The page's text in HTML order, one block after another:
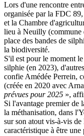
Lors d'une rencontre
organisée par la FDC
et la Chambre
lieu à Neuilly (commune
place des bandes de
la biodiversité.
S'il est pour le moment
silphie (en 2023),
confie Amédée Perrein,
(créée en 2020 avec
prévues pour 2025 »,
Si l'avantage premier de
la méthanisation, dans
sur son atout vis-à-vis
caractéristique à être